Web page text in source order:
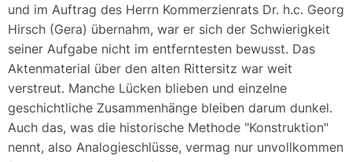
und im Auftrag des Herrn Kommerzienrats Dr. h.c. Georg
Hirsch (Gera) übernahm, war er sich der Schwierigkeit
seiner Aufgabe nicht im entferntesten bewusst. Das
Aktenmaterial über den alten Rittersitz war weit
verstreut. Manche Lücken blieben und einzelne
geschichtliche Zusammenhänge bleiben darum dunkel.
Auch das, was die historische Methode "Konstruktion"
nennt, also Analogieschlüsse, vermag nur unvollkommen